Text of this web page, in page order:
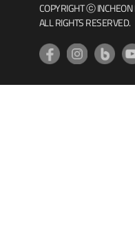
COPYRIGHT ⓒ INCHEON
ALL RIGHTS RESERVED.